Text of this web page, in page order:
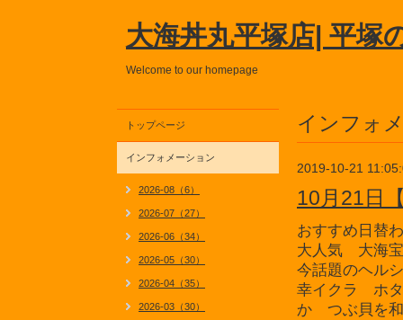
大海丼丸平塚店| 平塚
Welcome to our homepage
インフォ
2019-10-21
10月21日
おすすめ日替
大人気 大海
今話題のヘル
幸イクラ ホ
か つぶ貝を
トップページ
インフォメーション
2026-08（6）
2026-07（27）
2026-06（34）
2026-05（30）
2026-04（35）
2026-03（30）